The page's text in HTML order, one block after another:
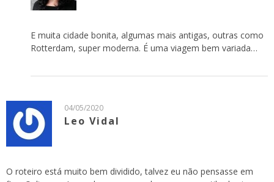
E muita cidade bonita, algumas mais antigas, outras como
Rotterdam, super moderna. É uma viagem bem variada…
04/05/2020
Leo Vidal
O roteiro está muito bem dividido, talvez eu não pensasse em